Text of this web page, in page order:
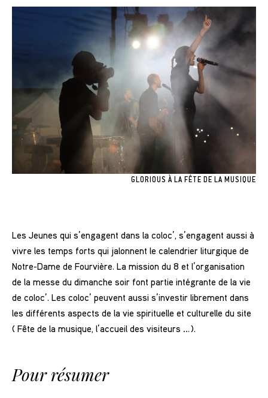
GLORIOUS À LA FÊTE DE LA MUSIQUE
Les Jeunes qui s’engagent dans la coloc’, s’engagent aussi à
vivre les temps forts qui jalonnent le calendrier liturgique de
Notre-Dame de Fourvière. La mission du 8 et l’organisation
de la messe du dimanche soir font partie intégrante de la vie
de coloc’. Les coloc’ peuvent aussi s’investir librement dans
les différents aspects de la vie spirituelle et culturelle du site
( Fête de la musique, l’accueil des visiteurs …).
Pour résumer